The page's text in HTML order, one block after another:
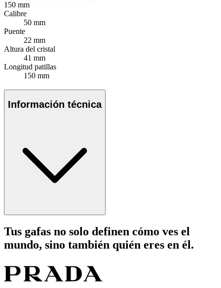
150 mm
Calibre
50 mm
Puente
22 mm
Altura del cristal
41 mm
Longitud patillas
150 mm
Información técnica
Tus gafas no solo definen cómo ves el
mundo, sino también quién eres en él.